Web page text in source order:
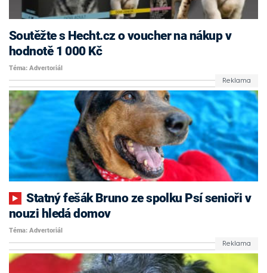
Soutěžte s Hecht.cz o voucher na nákup v
hodnotě 1 000 Kč
Téma: Advertoriál
Statný fešák Bruno ze spolku Psí senioři v
nouzi hledá domov
Téma: Advertoriál